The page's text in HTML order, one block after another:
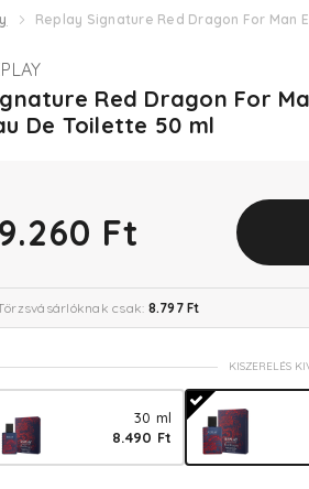
Replay Signature Red Dragon For Man
Red Dragon For
De Toilette 50 ml
9.260 Ft
csak: 8.797 Ft
KISZERELÉS
30 ml
8.490 Ft